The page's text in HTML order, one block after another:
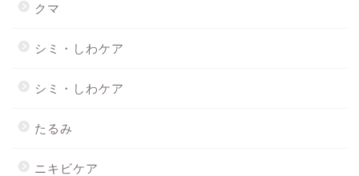
クマ
シミ・しわケア
シミ・しわケア
たるみ
ニキビケア